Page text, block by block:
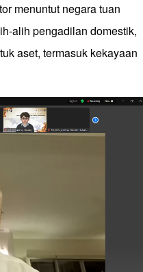
menuntut negara tuan
alih pengadilan domestik,
aset, termasuk kekayaan